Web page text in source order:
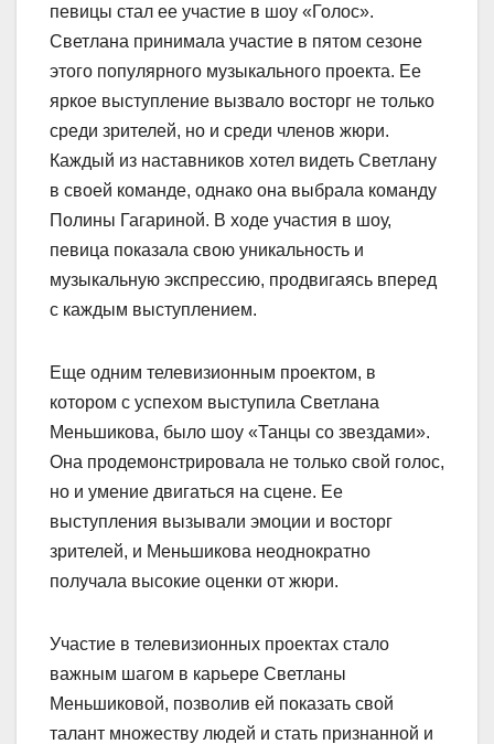
певицы стал ее участие в шоу «Голос».
Светлана принимала участие в пятом сезоне
этого популярного музыкального проекта. Ее
яркое выступление вызвало восторг не только
среди зрителей, но и среди членов жюри.
Каждый из наставников хотел видеть Светлану
в своей команде, однако она выбрала команду
Полины Гагариной. В ходе участия в шоу,
певица показала свою уникальность и
музыкальную экспрессию, продвигаясь вперед
с каждым выступлением.
Еще одним телевизионным проектом, в
котором с успехом выступила Светлана
Меньшикова, было шоу «Танцы со звездами».
Она продемонстрировала не только свой голос,
но и умение двигаться на сцене. Ее
выступления вызывали эмоции и восторг
зрителей, и Меньшикова неоднократно
получала высокие оценки от жюри.
Участие в телевизионных проектах стало
важным шагом в карьере Светланы
Меньшиковой, позволив ей показать свой
талант множеству людей и стать признанной и